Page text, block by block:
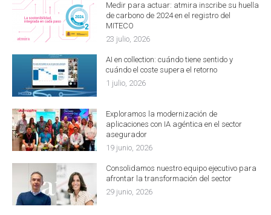
Medir para actuar: atmira inscribe su huella
de carbono de 2024 en el registro del
MITECO
23 julio, 2026
AI en collection: cuándo tiene sentido y
cuándo el coste supera el retorno
1 julio, 2026
Exploramos la modernización de
aplicaciones con IA agéntica en el sector
asegurador
19 junio, 2026
Consolidamos nuestro equipo ejecutivo para
afrontar la transformación del sector
29 junio, 2026